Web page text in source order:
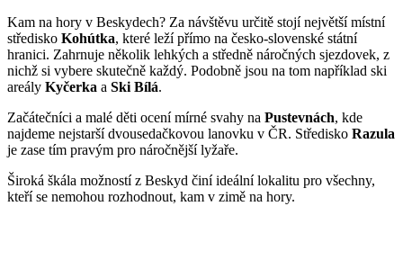
Kam na hory v Beskydech? Za návštěvu určitě stojí největší místní
středisko Kohútka, které leží přímo na česko-slovenské státní
hranici. Zahrnuje několik lehkých a středně náročných sjezdovek, z
nichž si vybere skutečně každý. Podobně jsou na tom například ski
areály Kyčerka a Ski Bílá.
Začátečníci a malé děti ocení mírné svahy na Pustevnách, kde
najdeme nejstarší dvousedačkovou lanovku v ČR. Středisko Razula
je zase tím pravým pro náročnější lyžaře.
Široká škála možností z Beskyd činí ideální lokalitu pro všechny,
kteří se nemohou rozhodnout, kam v zimě na hory.